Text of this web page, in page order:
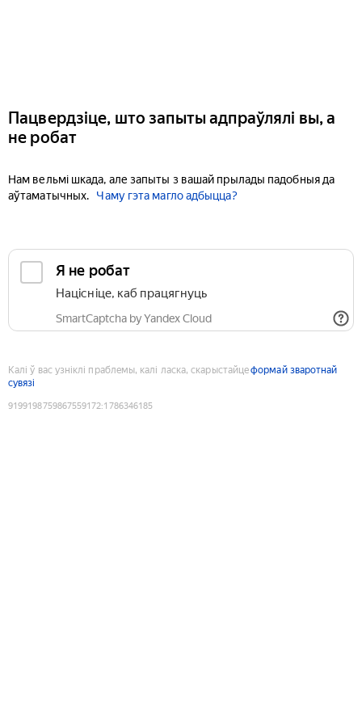
Пацвердзіце, што запыты адпраўлялі вы, а
не робат
Нам вельмі шкада, але запыты з вашай прылады падобныя да
аўтаматычных.
Чаму гэта магло адбыцца?
Я не робат
Націсніце, каб працягнуць
SmartCaptcha by Yandex Cloud
Калі ў вас узніклі праблемы, калі ласка, скарыстайцеформай зваротнай
сувязі
9199198759867559172:1786346185